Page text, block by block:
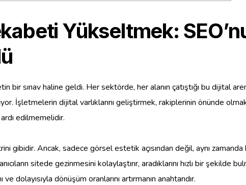
Yükseltmek:
bir sınav haline geldi. Her sektörde, her alanın çatıştığı bu dijital
İşletmelerin dijital varlıklarını geliştirmek, rakiplerinin önünde
edilmemelidir.
gibidir. Ancak, sadece görsel estetik açısından değil, aynı
sitede gezinmesini kolaylaştırır, aradıklarını hızlı bir şekilde
dolayısıyla dönüşüm oranlarını artırmanın anahtarıdır.